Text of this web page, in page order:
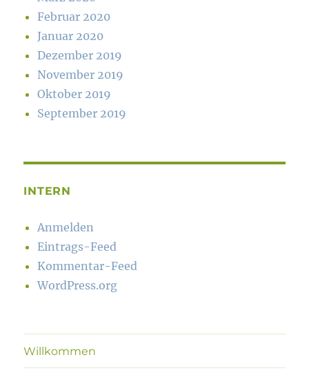
Februar 2020
Januar 2020
Dezember 2019
November 2019
Oktober 2019
September 2019
INTERN
Anmelden
Eintrags-Feed
Kommentar-Feed
WordPress.org
Willkommen